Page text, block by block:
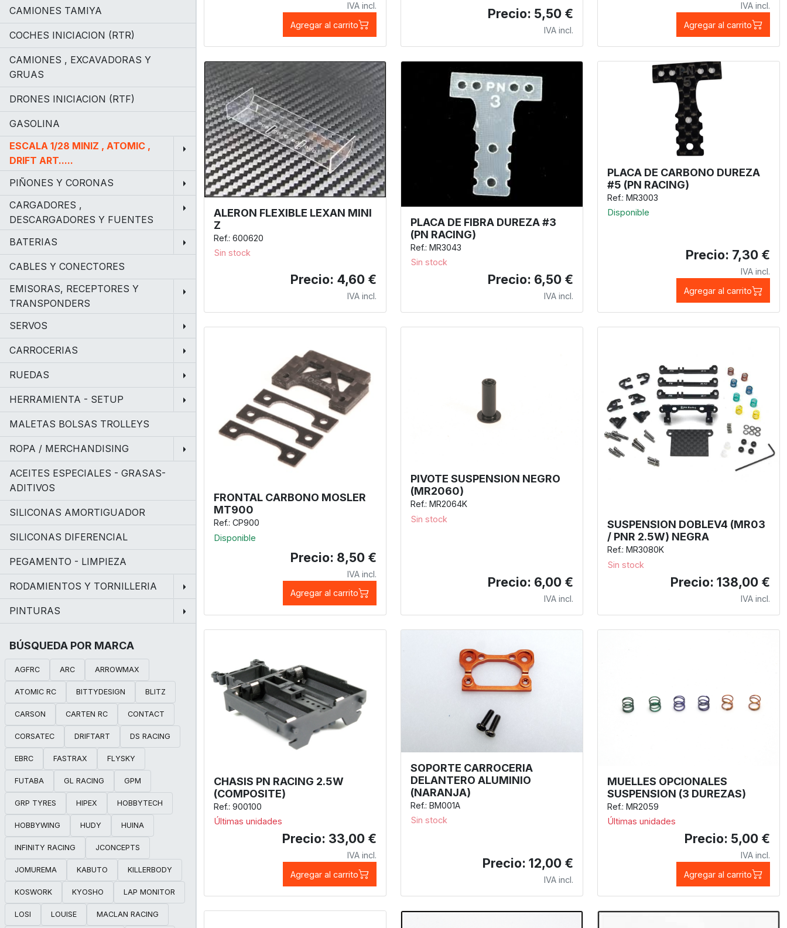
CAMIONES TAMIYA
COCHES INICIACION (RTR)
CAMIONES , EXCAVADORAS Y
GRUAS
DRONES INICIACION (RTF)
GASOLINA
ESCALA 1/28 MINIZ , ATOMIC ,
DRIFT ART.....
PIÑONES Y CORONAS
CARGADORES ,
DESCARGADORES Y FUENTES
BATERIAS
CABLES Y CONECTORES
EMISORAS, RECEPTORES Y
TRANSPONDERS
SERVOS
CARROCERIAS
RUEDAS
HERRAMIENTA - SETUP
MALETAS BOLSAS TROLLEYS
ROPA / MERCHANDISING
ACEITES ESPECIALES - GRASAS-
ADITIVOS
SILICONAS AMORTIGUADOR
SILICONAS DIFERENCIAL
PEGAMENTO - LIMPIEZA
RODAMIENTOS Y TORNILLERIA
PINTURAS
BÚSQUEDA POR MARCA
AGFRC ARC ARROWMAX
ATOMIC RC BITTYDESIGN BLITZ
CARSON CARTEN RC CONTACT
CORSATEC DRIFTART DS RACING
EBRC FASTRAX FLYSKY
FUTABA GL RACING GPM
GRP TYRES HIPEX HOBBYTECH
HOBBYWING HUDY HUINA
INFINITY RACING JCONCEPTS
JOMUREMA KABUTO KILLERBODY
KOSWORK KYOSHO LAP MONITOR
LOSI LOUISE MACLAN RACING
IVA incl.
Agregar al carrito
Precio: 5,50 €
IVA incl.
IVA incl.
Agregar al carrito
ALERON FLEXIBLE LEXAN MINI
Z
Ref.: 600620
Sin stock
Precio: 4,60 €
IVA incl.
PLACA DE FIBRA DUREZA #3
(PN RACING)
Ref.: MR3043
Sin stock
Precio: 6,50 €
IVA incl.
PLACA DE CARBONO DUREZA
#5 (PN RACING)
Ref.: MR3003
Disponible
Precio: 7,30 €
IVA incl.
Agregar al carrito
FRONTAL CARBONO MOSLER
MT900
Ref.: CP900
Disponible
Precio: 8,50 €
IVA incl.
Agregar al carrito
PIVOTE SUSPENSION NEGRO
(MR2060)
Ref.: MR2064K
Sin stock
Precio: 6,00 €
IVA incl.
SUSPENSION DOBLEV4 (MR03
/ PNR 2.5W) NEGRA
Ref.: MR3080K
Sin stock
Precio: 138,00 €
IVA incl.
CHASIS PN RACING 2.5W
(COMPOSITE)
Ref.: 900100
Últimas unidades
Precio: 33,00 €
IVA incl.
Agregar al carrito
SOPORTE CARROCERIA
DELANTERO ALUMINIO
(NARANJA)
Ref.: BM001A
Sin stock
Precio: 12,00 €
IVA incl.
MUELLES OPCIONALES
SUSPENSION (3 DUREZAS)
Ref.: MR2059
Últimas unidades
Precio: 5,00 €
IVA incl.
Agregar al carrito